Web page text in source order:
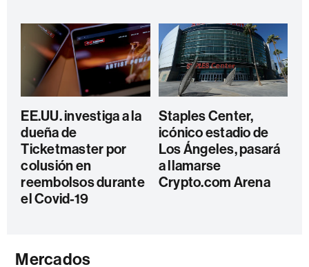
EE.UU. investiga a la
dueña de
Ticketmaster por
colusión en
reembolsos durante
el Covid-19
Staples Center,
icónico estadio de
Los Ángeles, pasará
a llamarse
Crypto.com Arena
Mercados